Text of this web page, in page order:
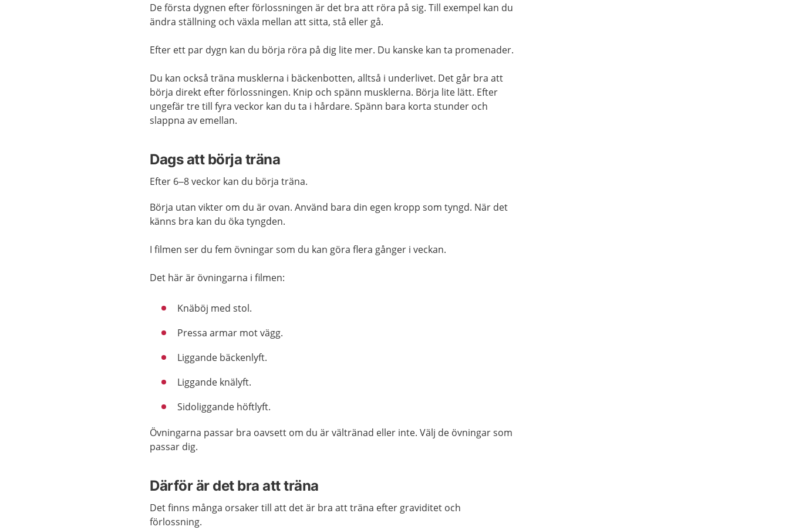
De första dygnen efter förlossningen är det bra att röra på sig. Till exempel kan du
ändra ställning och växla mellan att sitta, stå eller gå.
Efter ett par dygn kan du börja röra på dig lite mer. Du kanske kan ta promenader.
Du kan också träna musklerna i bäckenbotten, alltså i underlivet. Det går bra att
börja direkt efter förlossningen. Knip och spänn musklerna. Börja lite lätt. Efter
ungefär tre till fyra veckor kan du ta i hårdare. Spänn bara korta stunder och
slappna av emellan.
Dags att börja träna
Efter 6–8 veckor kan du börja träna.
Börja utan vikter om du är ovan. Använd bara din egen kropp som tyngd. När det
känns bra kan du öka tyngden.
I filmen ser du fem övningar som du kan göra flera gånger i veckan.
Det här är övningarna i filmen:
Knäböj med stol.
Pressa armar mot vägg.
Liggande bäckenlyft.
Liggande knälyft.
Sidoliggande höftlyft.
Övningarna passar bra oavsett om du är vältränad eller inte. Välj de övningar som
passar dig.
Därför är det bra att träna
Det finns många orsaker till att det är bra att träna efter graviditet och
förlossning.